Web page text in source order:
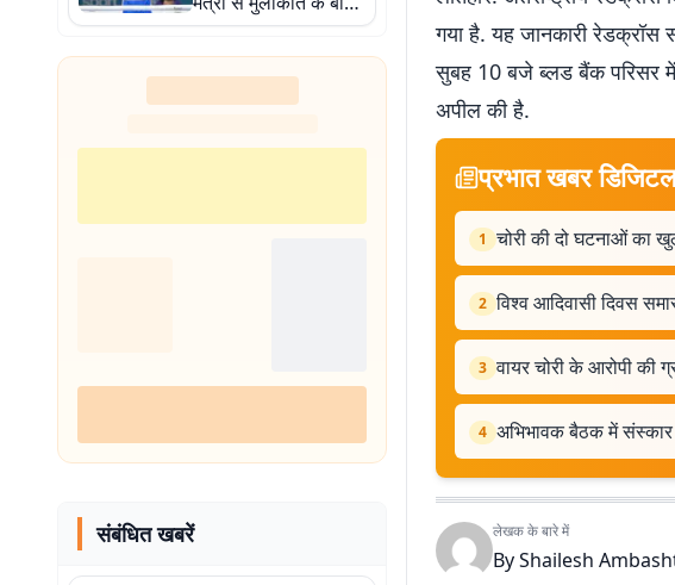
जैसमीन लंबोरिया का बड़ा
बयान
संबंधित खबरें
गया है. यह जानकारी रेडक्रॉस
सुबह 10 बजे ब्लड बैंक परिसर में
अपील की है.
प्रभात खबर डिजिटल
1 चोरी की दो घटनाओं का
2 विश्व आदिवासी दिवस
3 वायर चोरी के आरोपी की
4 अभिभावक बैठक में संस्कार
लेखक के बारे में
ByShailesh